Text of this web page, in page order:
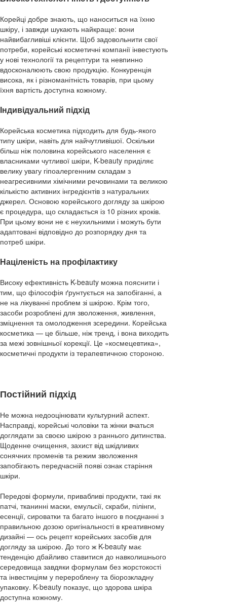
Корейці добре знають, що наноситься на їхню
шкіру, і завжди шукають найкраще: вони
найвибагливіші клієнти. Щоб задовольнити свої
потреби, корейські косметичні компанії інвестують
у нові технології та рецептури та невпинно
вдосконалюють свою продукцію. Конкуренція
висока, як і різноманітність товарів, при цьому
їхня вартість доступна кожному.
Індивідуальний підхід
Корейська косметика підходить для будь-якого
типу шкіри, навіть для найчутливішої. Оскільки
більш ніж половина корейського населення є
власниками чутливої шкіри, K-beauty приділяє
велику увагу гіпоалергенним складам з
неагресивними хімічними речовинами та великою
кількістю активних інгредієнтів з натуральних
джерел. Основою корейського догляду за шкірою
є процедура, що складається із 10 різних кроків.
При цьому вони не є неухильними і можуть бути
адаптовані відповідно до розпорядку дня та
потреб шкіри.
Націленість на профілактику
Високу ефективність K-beauty можна пояснити і
тим, що філософія ґрунтується на запобіганні, а
не на лікуванні проблем зі шкірою. Крім того,
засоби розроблені для зволоження, живлення,
зміцнення та омолодження зсередини. Корейська
косметика — це більше, ніж тренд, і вона виходить
за межі зовнішньої корекції. Це «космецевтика»,
косметичні продукти із терапевтичною стороною.
Постійний підхід
Не можна недооцінювати культурний аспект.
Насправді, корейські чоловіки та жінки вчаться
доглядати за своєю шкірою з раннього дитинства.
Щоденне очищення, захист від шкідливих
сонячних променів та режим зволоження
запобігають передчасній появі ознак старіння
шкіри.
Передові формули, привабливі продукти, такі як
патчі, тканинні маски, емульсії, скраби, пілінги,
есенції, сироватки та багато іншого в поєднанні з
правильною дозою оригінальності в креативному
дизайні — ось рецепт корейських засобів для
догляду за шкірою. До того ж K-beauty має
тенденцію дбайливо ставитися до навколишнього
середовища завдяки формулам без жорстокості
та інвестиціям у перероблену та біорозкладну
упаковку. K-beauty показує, що здорова шкіра
доступна кожному.